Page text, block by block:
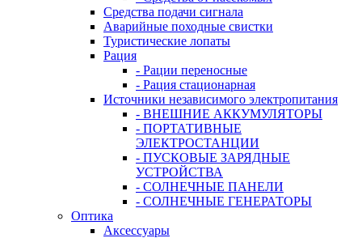
Средства подачи сигнала
Аварийные походные свистки
Туристические лопаты
Рация
- Рации переносные
- Рация стационарная
Источники независимого электропитания
- ВНЕШНИЕ АККУМУЛЯТОРЫ
- ПОРТАТИВНЫЕ
ЭЛЕКТРОСТАНЦИИ
- ПУСКОВЫЕ ЗАРЯДНЫЕ
УСТРОЙСТВА
- СОЛНЕЧНЫЕ ПАНЕЛИ
- СОЛНЕЧНЫЕ ГЕНЕРАТОРЫ
Оптика
Аксессуары